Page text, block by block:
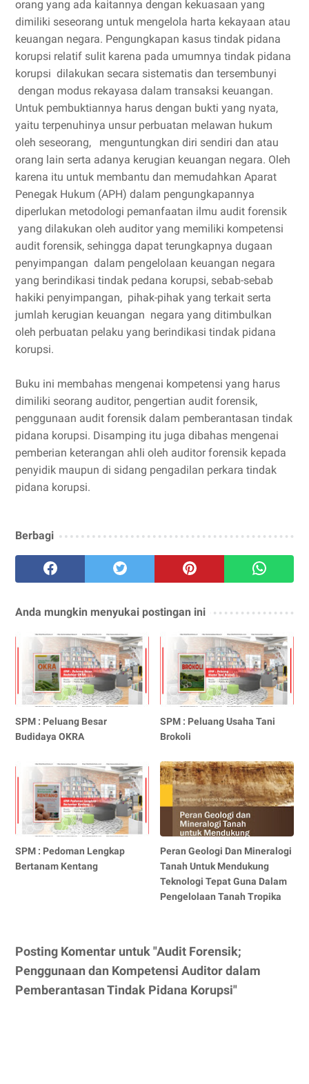
orang yang ada kaitannya dengan kekuasaan yang
dimiliki seseorang untuk mengelola harta kekayaan atau
keuangan negara. Pengungkapan kasus tindak pidana
korupsi relatif sulit karena pada umumnya tindak pidana
korupsi dilakukan secara sistematis dan tersembunyi
dengan modus rekayasa dalam transaksi keuangan.
Untuk pembuktiannya harus dengan bukti yang nyata,
yaitu terpenuhinya unsur perbuatan melawan hukum
oleh seseorang, menguntungkan diri sendiri dan atau
orang lain serta adanya kerugian keuangan negara. Oleh
karena itu untuk membantu dan memudahkan Aparat
Penegak Hukum (APH) dalam pengungkapannya
diperlukan metodologi pemanfaatan ilmu audit forensik
yang dilakukan oleh auditor yang memiliki kompetensi
audit forensik, sehingga dapat terungkapnya dugaan
penyimpangan dalam pengelolaan keuangan negara
yang berindikasi tindak pedana korupsi, sebab-sebab
hakiki penyimpangan, pihak-pihak yang terkait serta
jumlah kerugian keuangan negara yang ditimbulkan
oleh perbuatan pelaku yang berindikasi tindak pidana
korupsi.
Buku ini membahas mengenai kompetensi yang harus
dimiliki seorang auditor, pengertian audit forensik,
penggunaan audit forensik dalam pemberantasan tindak
pidana korupsi. Disamping itu juga dibahas mengenai
pemberian keterangan ahli oleh auditor forensik kepada
penyidik maupun di sidang pengadilan perkara tindak
pidana korupsi.
Berbagi
Anda mungkin menyukai postingan ini
SPM : Peluang Besar
Budidaya OKRA
SPM : Peluang Usaha Tani
Brokoli
SPM : Pedoman Lengkap
Bertanam Kentang
Peran Geologi Dan Mineralogi
Tanah Untuk Mendukung
Teknologi Tepat Guna Dalam
Pengelolaan Tanah Tropika
Posting Komentar untuk "Audit Forensik;
Penggunaan dan Kompetensi Auditor dalam
Pemberantasan Tindak Pidana Korupsi"